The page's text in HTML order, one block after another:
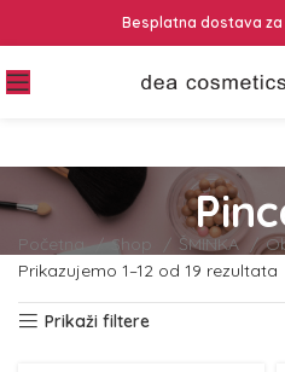
Besplatna dostava za
Početna Shop ŠMINKA
Prikazujemo 1–12 od 19 rezultata
Prikaži filtere